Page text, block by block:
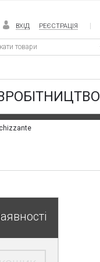
ВХІД РЕЄСТРАЦІЯ